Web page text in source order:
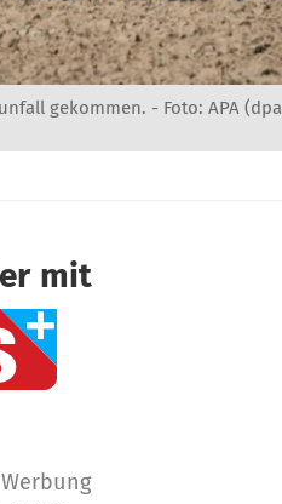
gekommen. - Foto: APA